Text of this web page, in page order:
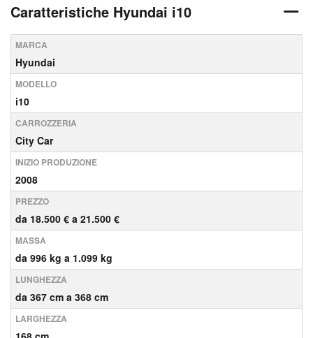
Caratteristiche Hyundai i10
MARCA
Hyundai
MODELLO
i10
CARROZZERIA
City Car
INIZIO PRODUZIONE
2008
PREZZO
da 18.500 € a 21.500 €
MASSA
da 996 kg a 1.099 kg
LUNGHEZZA
da 367 cm a 368 cm
LARGHEZZA